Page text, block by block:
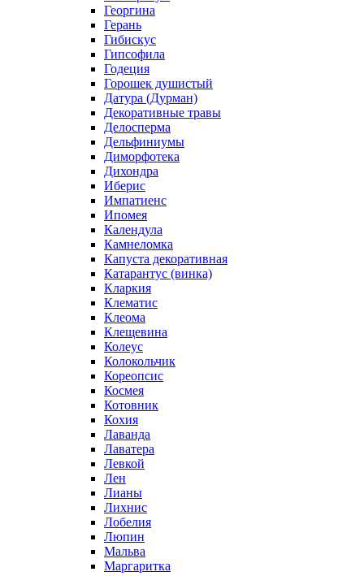
Георгина
Герань
Гибискус
Гипсофила
Годеция
Горошек душистый
Датура (Дурман)
Декоративные травы
Делосперма
Дельфиниумы
Диморфотека
Дихондра
Иберис
Импатиенс
Ипомея
Календула
Камнеломка
Капуста декоративная
Катарантус (винка)
Кларкия
Клематис
Клеома
Клещевина
Колеус
Колокольчик
Кореопсис
Космея
Котовник
Кохия
Лаванда
Лаватера
Левкой
Лен
Лианы
Лихнис
Лобелия
Люпин
Мальва
Маргаритка